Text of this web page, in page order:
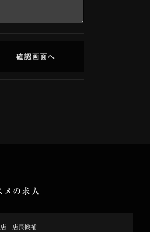
メの求人
店 店長候補